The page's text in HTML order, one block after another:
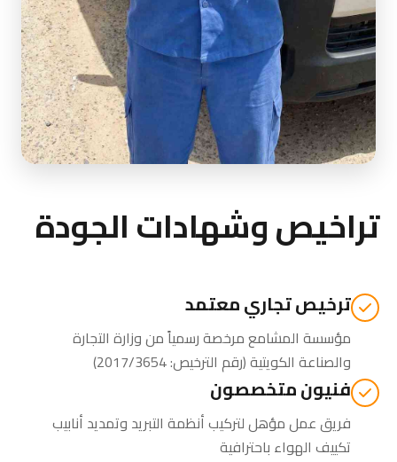
تراخيص وشهادات الجودة
ترخيص تجاري معتمد
مؤسسة المشامع مرخصة رسمياً منوزارة التجارة
والصناعة الكويتية(رقم الترخيص: 2017/3654)
فنيون متخصصون
فريق عمل مؤهل لتركيب أنظمة التبريد وتمديد أنابيب
تكييف الهواء باحترافية